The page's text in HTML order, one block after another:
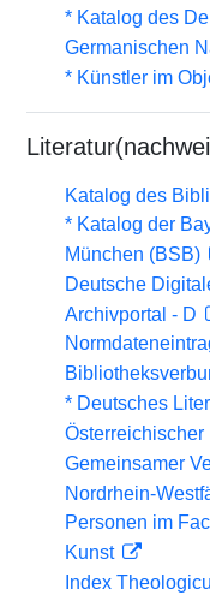
* Katalog des
Germanischen
* Künstler im
Katalog des
* Katalog der
München (BSB)
Deutsche
Archivportal - D
* Deutsches
Gemeinsamer
Nordrhein-
Personen im
Kunst
Index